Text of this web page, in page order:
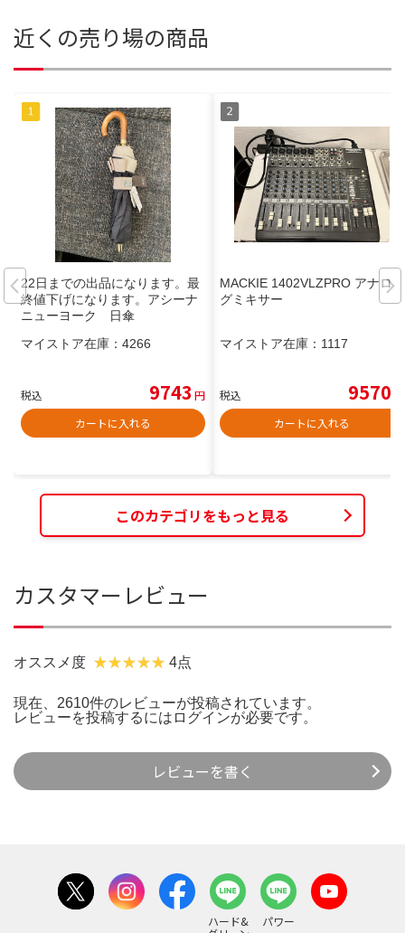
近くの売り場の商品
22日までの出品になります。最
終値下げになります。アシーナ
ニューヨーク 日傘
マイストア在庫： 4266
税込 9743 円
カートに入れる
MACKIE 1402VLZPRO アナロ
グミキサー
マイストア在庫： 1117
税込 9570
カートに入れる
このカテゴリをもっと見る
カスタマーレビュー
オススメ度 4点
現在、2610件のレビューが投稿されています。
レビューを投稿するには ログインが必要です。
レビューを書く
ハード&
パワー